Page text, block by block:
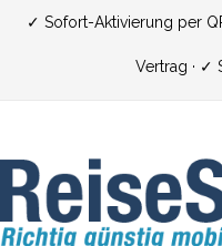
Zum✓ Sofort-Aktivierung per
Vertrag · ✓